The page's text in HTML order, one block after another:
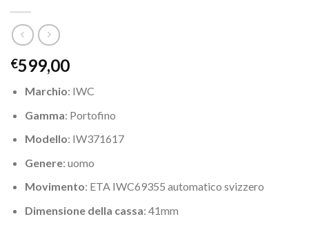
€599,00
Marchio: IWC
Gamma: Portofino
Modello: IW371617
Genere: uomo
Movimento: ETA IWC69355 automatico svizzero
Dimensione della cassa: 41mm